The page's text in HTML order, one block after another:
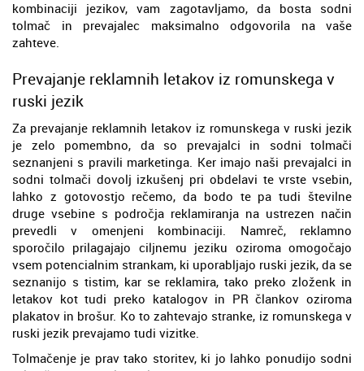
kombinaciji jezikov, vam zagotavljamo, da bosta sodni
tolmač in prevajalec maksimalno odgovorila na vaše
zahteve.
Prevajanje reklamnih letakov iz romunskega v
ruski jezik
Za prevajanje reklamnih letakov iz romunskega v ruski jezik
je zelo pomembno, da so prevajalci in sodni tolmači
seznanjeni s pravili marketinga. Ker imajo naši prevajalci in
sodni tolmači dovolj izkušenj pri obdelavi te vrste vsebin,
lahko z gotovostjo rečemo, da bodo te pa tudi številne
druge vsebine s področja reklamiranja na ustrezen način
prevedli v omenjeni kombinaciji. Namreč, reklamno
sporočilo prilagajajo ciljnemu jeziku oziroma omogočajo
vsem potencialnim strankam, ki uporabljajo ruski jezik, da se
seznanijo s tistim, kar se reklamira, tako preko zloženk in
letakov kot tudi preko katalogov in PR člankov oziroma
plakatov in brošur. Ko to zahtevajo stranke, iz romunskega v
ruski jezik prevajamo tudi vizitke.
Tolmačenje je prav tako storitev, ki jo lahko ponudijo sodni